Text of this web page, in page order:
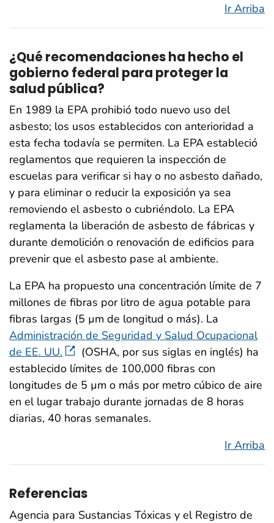
Ir Arriba
¿Qué recomendaciones ha hecho el
gobierno federal para proteger la
salud pública?
En 1989 la EPA prohibió todo nuevo uso del
asbesto; los usos establecidos con anterioridad a
esta fecha todavía se permiten. La EPA estableció
reglamentos que requieren la inspección de
escuelas para verificar si hay o no asbesto dañado,
y para eliminar o reducir la exposición ya sea
removiendo el asbesto o cubriéndolo. La EPA
reglamenta la liberación de asbesto de fábricas y
durante demolición o renovación de edificios para
prevenir que el asbesto pase al ambiente.
La EPA ha propuesto una concentración límite de 7
millones de fibras por litro de agua potable para
fibras largas (5 µm de longitud o más). La
Administración de Seguridad y Salud Ocupacional
de EE. UU.
(OSHA, por sus siglas en inglés) ha
establecido límites de 100,000 fibras con
longitudes de 5 µm o más por metro cúbico de aire
en el lugar trabajo durante jornadas de 8 horas
diarias, 40 horas semanales.
Ir Arriba
Referencias
Agencia para Sustancias Tóxicas y el Registro de